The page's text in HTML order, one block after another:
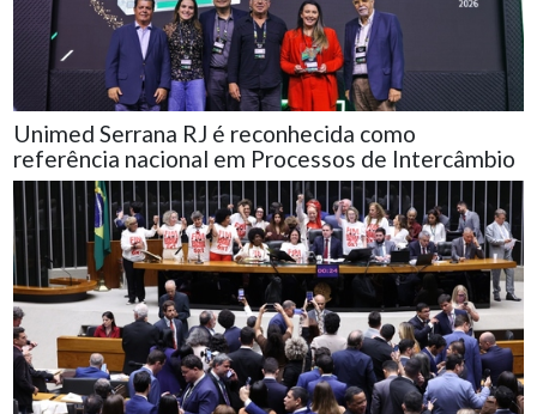
Unimed Serrana RJ é reconhecida como
referência nacional em Processos de Intercâmbio